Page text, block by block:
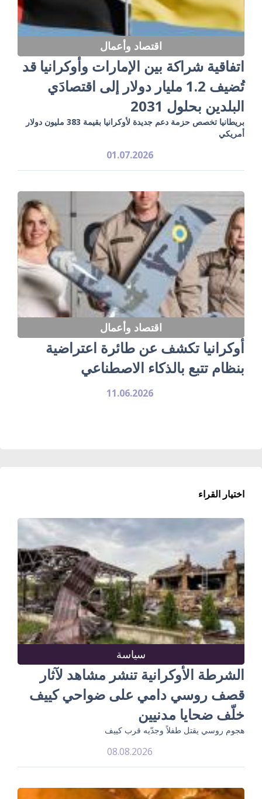
اقتصاد وأعمال
اتفاقية شراكة بين الإمارات وأوكرانيا قد
تُضيف 1.2 مليار دولار إلى اقتصادَي
البلدين بحلول 2031
بريطانيا تخصص حزمة دعم جديدة لأوكرانيا بقيمة 383 مليون دولار
أمريكي
01.07.2026
اقتصاد وأعمال
أوكرانيا تكشف عن طائرة اعتراضية
بنظام تتبع بالذكاء الاصطناعي
11.06.2026
اختيار القراء
سياسة
الشرطة الأوكرانية تنشر مشاهد لآثار
قصف روسي دامي على ضواحي كييف
خلّف ضحايا مدنيين
هجوم روسي يقتل طفلاً وجدّيه قرب كييف
08.08.2026